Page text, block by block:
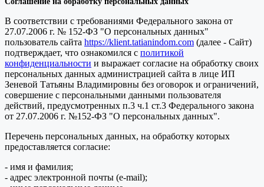
В соответствии с требованиями Федерального закона от
27.07.2006 г. № 152-ФЗ "О персональных данных"
пользователь сайта https://klient.tatianindom.com (далее - Сайт)
подтверждает, что ознакомился с политикой
конфиденциальности и выражает согласие на обработку своих
персональных данных администрацией сайта в лице ИП
Зеневой Татьяны Владимировны без оговорок и ограничений,
совершение с персональными данными пользователя
действий, предусмотренных п.3 ч.1 ст.3 Федерального закона
от 27.07.2006 г. №152-ФЗ "О персональных данных".
Перечень персональных данных, на обработку которых
предоставляется согласие:
- имя и фамилия;
- адрес электронной почты (e-mail);